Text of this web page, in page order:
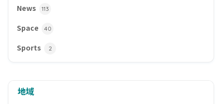
News 113
Space 40
Sports 2
地域